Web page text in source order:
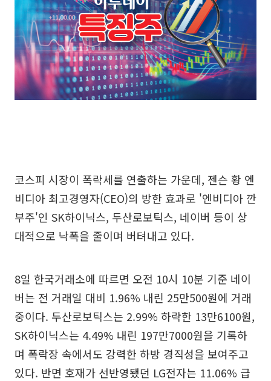
코스피 시장이 폭락세를 연출하는 가운데, 젠슨 황 엔
비디아 최고경영자(CEO)의 방한 효과로 '엔비디아 깐
부주'인 SK하이닉스, 두산로보틱스, 네이버 등이 상
대적으로 낙폭을 줄이며 버텨내고 있다.
8일 한국거래소에 따르면 오전 10시 10분 기준 네이
버는 전 거래일 대비 1.96% 내린 25만500원에 거래
중이다. 두산로보틱스는 2.99% 하락한 13만6100원,
SK하이닉스는 4.49% 내린 197만7000원을 기록하
며 폭락장 속에서도 강력한 하방 경직성을 보여주고
있다. 반면 호재가 선반영됐던 LG전자는 11.06% 급